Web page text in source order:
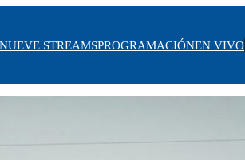
STREAMSPROGRAMACIÓNEN VIVO